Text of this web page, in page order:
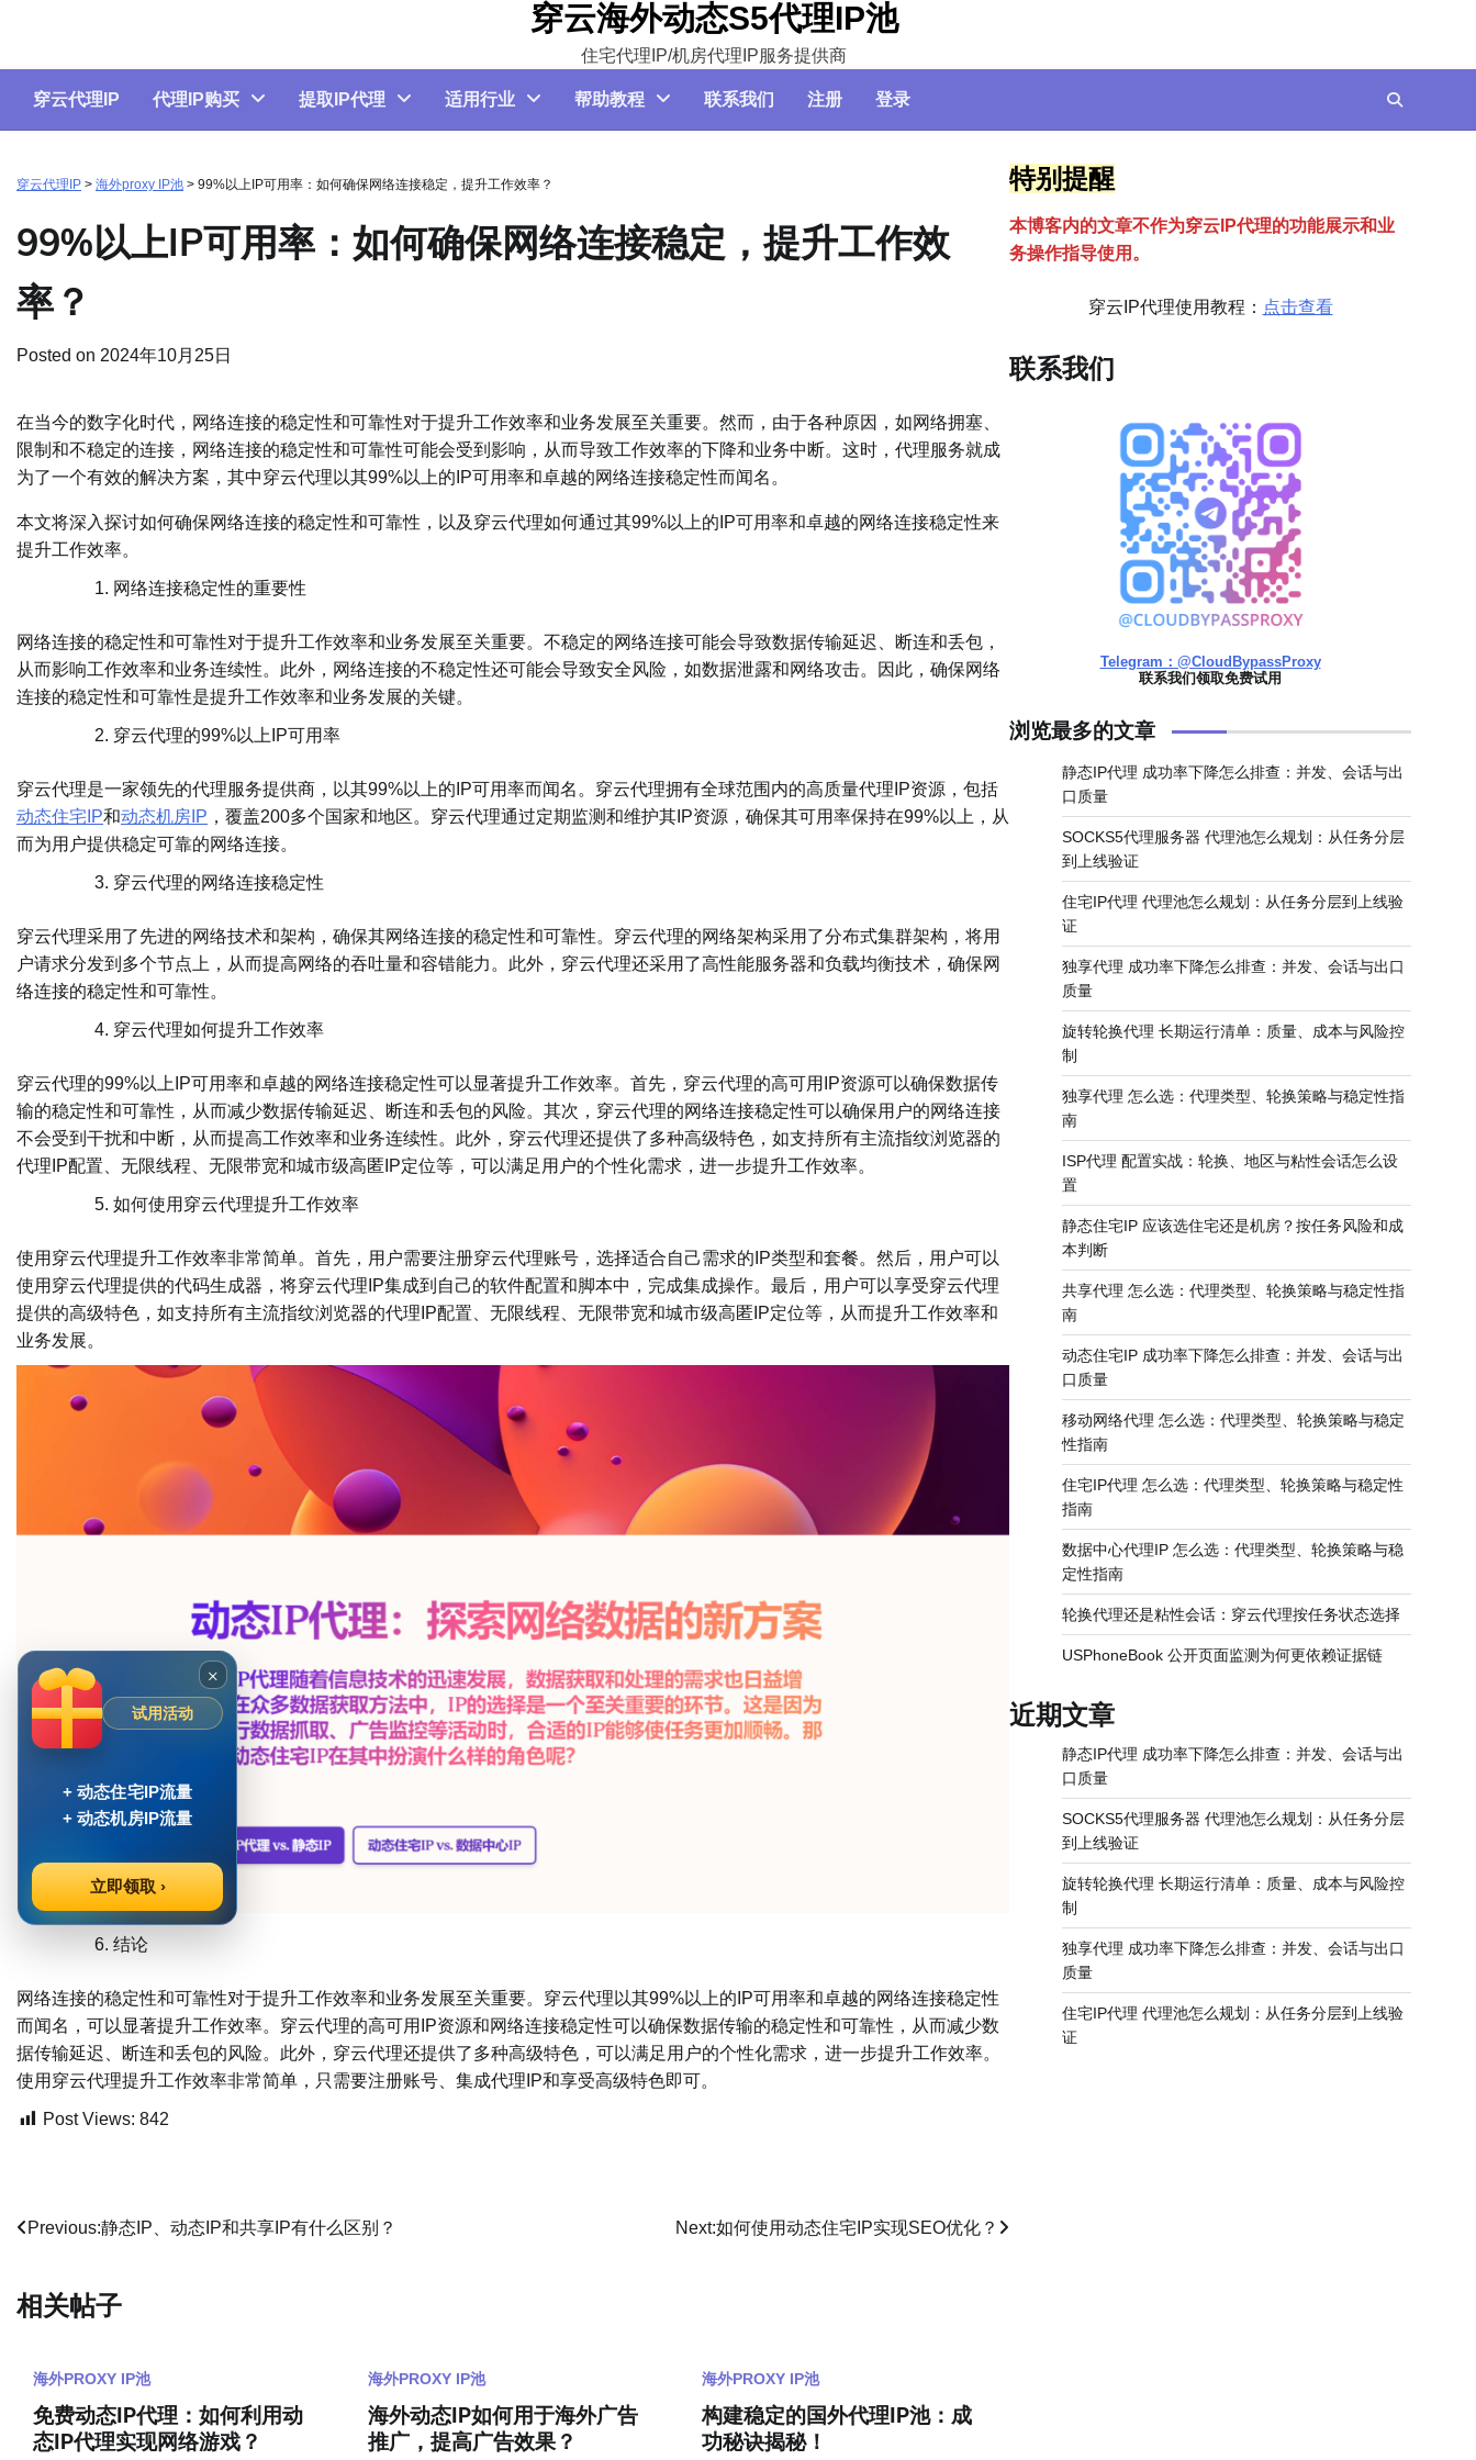
content
穿云海外动态S5代理IP池
住宅代理IP/机房代理IP服务提供商
穿云代理IP 代理IP购买 提取IP代理 适用行业 帮助教程 联系我们 注册 登录
穿云代理IP > 海外proxy IP池 > 99%以上IP可用率：如何确保网络连接稳定，提升工作效率？
99%以上IP可用率：如何确保网络连接稳定，提升工作效
率？
Posted on 2024年10月25日
在当今的数字化时代，网络连接的稳定性和可靠性对于提升工作效率和业务发展至关重要。然而，由于各种原因，如网络拥塞、
限制和不稳定的连接，网络连接的稳定性和可靠性可能会受到影响，从而导致工作效率的下降和业务中断。这时，代理服务就成
为了一个有效的解决方案，其中穿云代理以其99%以上的IP可用率和卓越的网络连接稳定性而闻名。
本文将深入探讨如何确保网络连接的稳定性和可靠性，以及穿云代理如何通过其99%以上的IP可用率和卓越的网络连接稳定性来
提升工作效率。
网络连接稳定性的重要性
网络连接的稳定性和可靠性对于提升工作效率和业务发展至关重要。不稳定的网络连接可能会导致数据传输延迟、断连和丢包，
从而影响工作效率和业务连续性。此外，网络连接的不稳定性还可能会导致安全风险，如数据泄露和网络攻击。因此，确保网络
连接的稳定性和可靠性是提升工作效率和业务发展的关键。
穿云代理的99%以上IP可用率
穿云代理是一家领先的代理服务提供商，以其99%以上的IP可用率而闻名。穿云代理拥有全球范围内的高质量代理IP资源，包括
动态住宅IP和动态机房IP ，覆盖200多个国家和地区。穿云代理通过定期监测和维护其IP资源，确保其可用率保持在99%以上，从
而为用户提供稳定可靠的网络连接。
穿云代理的网络连接稳定性
穿云代理采用了先进的网络技术和架构，确保其网络连接的稳定性和可靠性。穿云代理的网络架构采用了分布式集群架构，将用
户请求分发到多个节点上，从而提高网络的吞吐量和容错能力。此外，穿云代理还采用了高性能服务器和负载均衡技术，确保网
络连接的稳定性和可靠性。
穿云代理如何提升工作效率
穿云代理的99%以上IP可用率和卓越的网络连接稳定性可以显著提升工作效率。首先，穿云代理的高可用IP资源可以确保数据传
输的稳定性和可靠性，从而减少数据传输延迟、断连和丢包的风险。其次，穿云代理的网络连接稳定性可以确保用户的网络连接
不会受到干扰和中断，从而提高工作效率和业务连续性。此外，穿云代理还提供了多种高级特色，如支持所有主流指纹浏览器的
代理IP配置、无限线程、无限带宽和城市级高匿IP定位等，可以满足用户的个性化需求，进一步提升工作效率。
如何使用穿云代理提升工作效率
使用穿云代理提升工作效率非常简单。首先，用户需要注册穿云代理账号，选择适合自己需求的IP类型和套餐。然后，用户可以
使用穿云代理提供的代码生成器，将穿云代理IP集成到自己的软件配置和脚本中，完成集成操作。最后，用户可以享受穿云代理
提供的高级特色，如支持所有主流指纹浏览器的代理IP配置、无限线程、无限带宽和城市级高匿IP定位等，从而提升工作效率和
业务发展。
结论
网络连接的稳定性和可靠性对于提升工作效率和业务发展至关重要。穿云代理以其99%以上的IP可用率和卓越的网络连接稳定性
而闻名，可以显著提升工作效率。穿云代理的高可用IP资源和网络连接稳定性可以确保数据传输的稳定性和可靠性，从而减少数
据传输延迟、断连和丢包的风险。此外，穿云代理还提供了多种高级特色，可以满足用户的个性化需求，进一步提升工作效率。
使用穿云代理提升工作效率非常简单，只需要注册账号、集成代理IP和享受高级特色即可。
Post Views: 842
文
导
Previous:静态IP、动态IP和共享IP有什么区别？ Next:如何使用动态住宅IP实现SEO优化？
相关帖子
海外PROXY IP池
免费动态IP代理：如何利用动
态IP代理实现网络游戏？
海外PROXY IP池
海外动态IP如何用于海外广告
推广，提高广告效果？
海外PROXY IP池
构建稳定的国外代理IP池：成
功秘诀揭秘！
特别提醒
本博客内的文章不作为穿云 P代理的功能展示和业
务操作指导使用。
穿云IP代理使用教程： 点击查看
联系我们
Telegram：@CloudBypassProxy
联系我们领取免费试用
浏览最多的文章
静态IP代理 成功率下降怎么排查：并发、会话与出
口质量
SOCKS5代理服务器 代理池怎么规划：从任务分层
到上线验证
住宅IP代理 代理池怎么规划：从任务分层到上线验
证
独享代理 成功率下降怎么排查：并发、会话与出口
质量
旋转轮换代理 长期运行清单：质量、成本与风险控
制
独享代理 怎么选：代理类型、轮换策略与稳定性指
南
ISP代理 配置实战：轮换、地区与粘性会话怎么设
置
静态住宅IP 应该选住宅还是机房？按任务风险和成
本判断
共享代理 怎么选：代理类型、轮换策略与稳定性指
南
动态住宅IP 成功率下降怎么排查：并发、会话与出
口质量
移动网络代理 怎么选：代理类型、轮换策略与稳定
性指南
住宅IP代理 怎么选：代理类型、轮换策略与稳定性
指南
数据中心代理IP 怎么选：代理类型、轮换策略与稳
定性指南
轮换代理还是粘性会话：穿云代理按任务状态选择
USPhoneBook 公开页面监测为何更依赖证据链
近期文章
静态IP代理 成功率下降怎么排查：并发、会话与出
口质量
SOCKS5代理服务器 代理池怎么规划：从任务分层
到上线验证
旋转轮换代理 长期运行清单：质量、成本与风险控
制
独享代理 成功率下降怎么排查：并发、会话与出口
质量
住宅IP代理 代理池怎么规划：从任务分层到上线验
证
×
试用活动
+ 动态住宅IP流量
+ 动态机房IP流量
立即领取 ›